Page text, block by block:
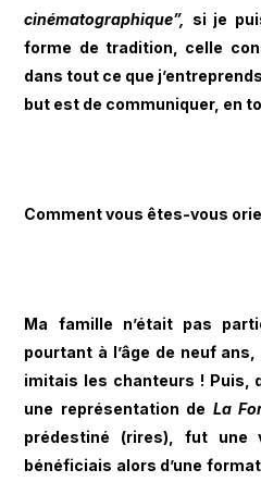
cinématographique”,
si je
forme de tradition, celle
dans tout ce que
but est de communiquer, en
Comment vous êtes-vous
Ma famille n’était pas
pourtant à l’âge de neuf
imitais les chanteurs ! Puis,
une représentation de La
prédestiné (rires), fut une
bénéficiais alors d’une